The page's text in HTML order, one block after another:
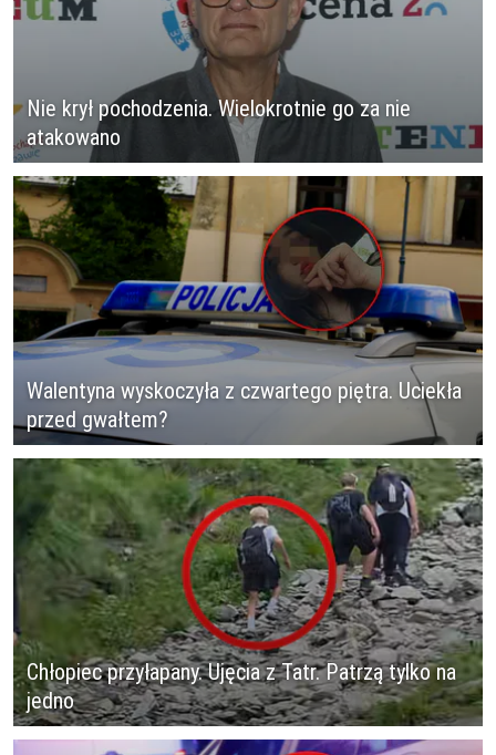
Nie krył pochodzenia. Wielokrotnie go za nie
atakowano
Walentyna wyskoczyła z czwartego piętra. Uciekła
przed gwałtem?
Chłopiec przyłapany. Ujęcia z Tatr. Patrzą tylko na
jedno